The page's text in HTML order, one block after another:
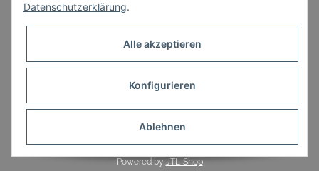
* Alle Preise inkl. gesetzlicher USt., zzgl.Versand
Powered byJTL-Shop
Datenschutzerklärung.
Alle akzeptieren
Konfigurieren
Ablehnen